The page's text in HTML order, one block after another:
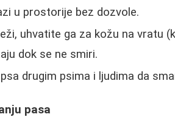
u prostorije bez dozvole.
uhvatite ga za kožu na vratu
dok se ne smiri.
drugim psima i ljudima da
pasa